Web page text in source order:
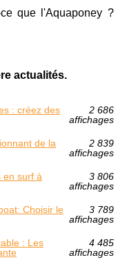
que l'Aquaponey ?
actualités.
: créez des
2 686
affichages
de la
2 839
affichages
en surf à
3 806
affichages
Choisir le
3 789
affichages
: Les
4 485
affichages